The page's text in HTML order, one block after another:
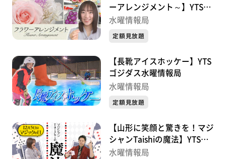
ーアレンジメント～】YTSゴ
ジダス水曜情報局
水曜情報局
定額見放題
【長靴アイスホッケー】YTS
ゴジダス水曜情報局
水曜情報局
定額見放題
【山形に笑顔と驚きを！マジ
シャンTaishiの魔法】YTSゴ
ジダス水曜情報局
水曜情報局